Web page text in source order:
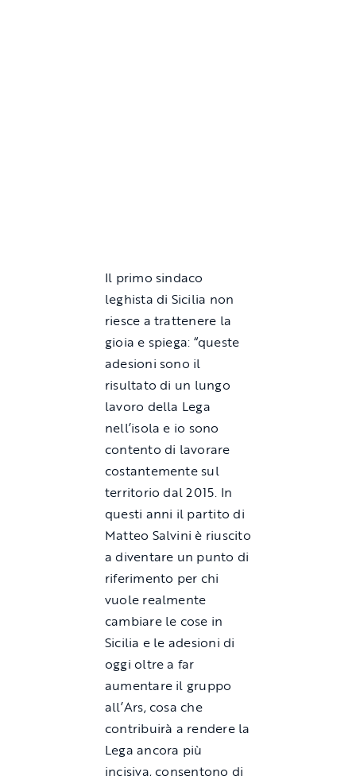
Il primo sindaco
leghista di Sicilia non
riesce a trattenere la
gioia e spiega: “queste
adesioni sono il
risultato di un lungo
lavoro della Lega
nell’isola e io sono
contento di lavorare
costantemente sul
territorio dal 2015. In
questi anni il partito di
Matteo Salvini è riuscito
a diventare un punto di
riferimento per chi
vuole realmente
cambiare le cose in
Sicilia e le adesioni di
oggi oltre a far
aumentare il gruppo
all’Ars, cosa che
contribuirà a rendere la
Lega ancora più
incisiva, consentono di